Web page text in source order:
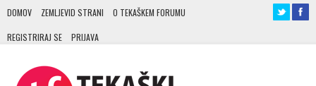
DOMOV ZEMLJEVID STRANI O TEKAŠKEM FORUMU
REGISTRIRAJ SE PRIJAVA